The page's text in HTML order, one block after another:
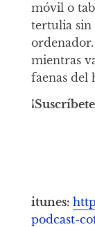
móvil o
tertulia sin
mientras
faenas del
itunes:
podcast-